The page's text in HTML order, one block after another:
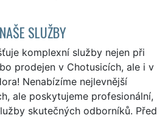
SLUŽBY
komplexní služby nejen při
prodejen v Chotusicích, ale i v
Nenabízíme nejlevnější
ale poskytujeme profesionální,
skutečných odborníků. Před